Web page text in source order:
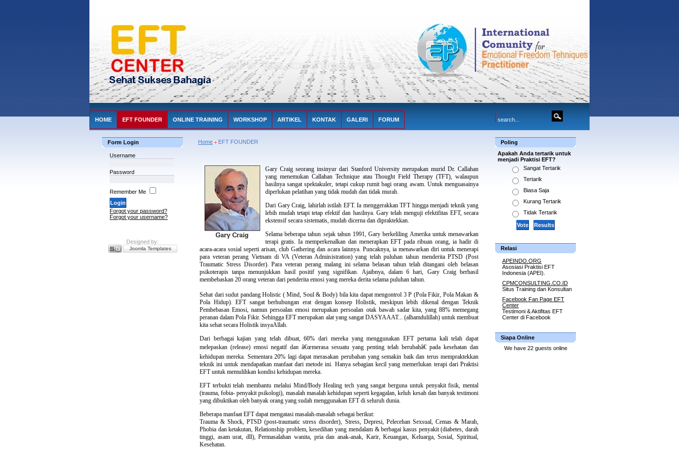
HOME EFT FOUNDER ONLINE TRAINING WORKSHOP ARTIKEL KONTAK GALERI FORUM
Form Login
Username
Password
Remember Me
Forgot your password?
Forgot your username?
Designed by:
Joomla Templates
Home EFT FOUNDER
Gary Craig seorang insinyur dari Stanford University merupakan murid Dr. Callahan
yang menemukan Callahan Technique atau Thought Field Therapy (TFT), walaupun
hasilnya sangat spektakuler, tetapi cukup rumit bagi orang awam. Untuk menguasainya
diperlukan pelatihan yang tidak mudah dan tidak murah.
Dari Gary Craig, lahirlah istilah EFT. Ia menggerakkan TFT hingga menjadi teknik yang
lebih mudah tetapi tetap efektif dan hasilnya. Gary telah menguji efektifitas EFT, secara
ekstensif secara sistematis, mudah dicerna dan dipraktekkan.
Selama beberapa tahun sejak tahun 1991, Gary berkeliling Amerika untuk menawarkan
terapi gratis. Ia memperkenalkan dan menerapkan EFT pada ribuan orang, ia hadir di
acara-acara sosial seperti arisan, club Gathering dan acara lainnya. Puncaknya, ia menawarkan diri untuk menerapi
para veteran perang Vietnam di VA (Veteran Administration) yang telah puluhan tahun menderita PTSD (Post
Traumatic Stress Disorder). Para veteran perang malang ini selama belasan tahun telah ditangani oleh belasan
psikoterapis tanpa menunjukkan hasil positif yang signifikan. Ajaibnya, dalam 6 hari, Gary Craig berhasil
membebaskan 20 orang veteran dari penderita emosi yang mereka derita selama puluhan tahun.
Sehat dari sudut pandang Holistic ( Mind, Soul & Body) bila kita dapat mengontrol 3 P (Pola Fikir, Pola Makan &
Pola Hidup). EFT sangat berhubungan erat dengan konsep Holistik, meskipun lebih dikenal dengan Teknik
Pembebasan Emosi, namun persoalan emosi merupakan persoalan otak bawah sadar kita, yang 88% memegang
peranan dalam Pola Fikir. Sehingga EFT merupakan alat yang sangat DASYAAAT... (alhamdulillah) untuk membuat
kita sehat secara Holistik insyaAllah.
Dari berbagai kajian yang telah dibuat, 60% dari mereka yang menggunakan EFT pertama kali telah dapat
melepaskan (release) emosi negatif dan â€œmerasa sesuatu yang penting telah berubahâ€ pada kesehatan dan
kehidupan mereka. Sementara 20% lagi dapat merasakan perubahan yang semakin baik dan terus mempraktekkan
teknik ini untuk mendapatkan manfaat dari metode ini. Hanya sebagian kecil yang memerlukan terapi dari Praktisi
EFT untuk memulihkan kondisi kehidupan mereka.
EFT terbukti telah membantu melalui Mind/Body Healing tech yang sangat berguna untuk penyakit fisik, mental
(trauma, fobia- penyakit psikologi), masalah masalah kehidupan seperti kegagalan, keluh kesah dan banyak testimoni
yang dibuktikan oleh banyak orang yang sudah menggunakan EFT di seluruh dunia.
Beberapa manfaat EFT dapat mengatasi masalah-masalah sebagai berikut:
Trauma & Shock, PTSD (post-traumatic stress disorder), Stress, Depresi, Pelecehan Sexsual, Cemas & Marah,
Phobia dan ketakutan, Relationship problem, kesedihan yang mendalam & berbagai kasus penyakit (diabetes, darah
tinggi, asam urat, dll), Permasalahan wanita, pria dan anak-anak, Karir, Keuangan, Keluarga, Sosial, Spiritual,
Kesehatan.
Poling
Apakah Anda tertarik untuk
menjadi Praktisi EFT?
Sangat Tertarik
Tertarik
Biasa Saja
Kurang Tertarik
Tidak Tertarik
Relasi
APEINDO.ORG
Asosiasi Praktisi EFT
Indonesia (APEI).
CPMCONSULTING.CO.ID
Situs Training dan Konsultan
Facebook Fan Page EFT
Center
Testimoni & Aktifitas EFT
Center di Facebook
Siapa Online
We have 22 guests online